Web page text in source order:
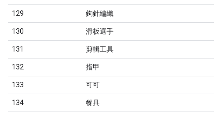
129 鉤針編織
130 滑板選手
131 剪輯工具
132 指甲
133 可可
134 餐具